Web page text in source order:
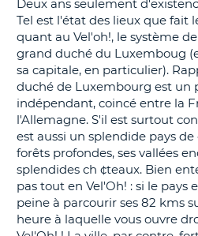
Deux ans seulement
Tel est l'état des lieux que fait
quant au Vel'oh!, le système
grand duché du Luxemboug
sa capitale, en particulier).
duché de Luxembourg est un
indépendant, coincé entre la
l'Allemagne. S'il est surtout
est aussi un splendide pays de
forêts profondes, ses vallées
splendides ch ¢teaux. Bien
pas tout en Vel'Oh! : si le pays
peine à parcourir ses 82 kms
heure à laquelle vous ouvre